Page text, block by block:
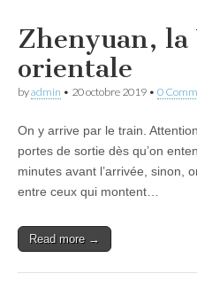
Zhenyuan, la
orientale
byadmin • 20 octobre 2019 • 0
On y arrive par le train.
portes de sortie dès qu’on
minutes avant l’arrivée, sinon,
entre ceux qui montent…
Read more →